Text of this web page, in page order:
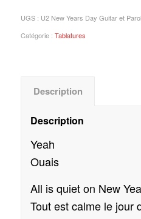
UGS : U2 New Years Day Guitar et
Catégorie : Tablatures
Description
Description
Yeah
Ouais
All is quiet on New
Tout est calme le jour